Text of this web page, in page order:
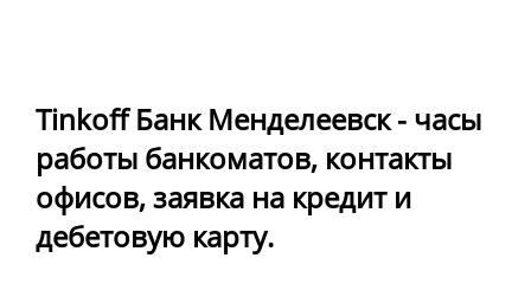
Tinkoff Банк Менделеевск - часы
работы банкоматов, контакты
офисов, заявка на кредит и
дебетовую карту.